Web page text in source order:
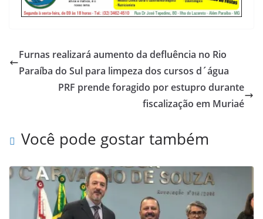
Furnas realizará aumento da defluência no Rio
Paraíba do Sul para limpeza dos cursos d´água
PRF prende foragido por estupro durante
fiscalização em Muriaé
Você pode gostar também